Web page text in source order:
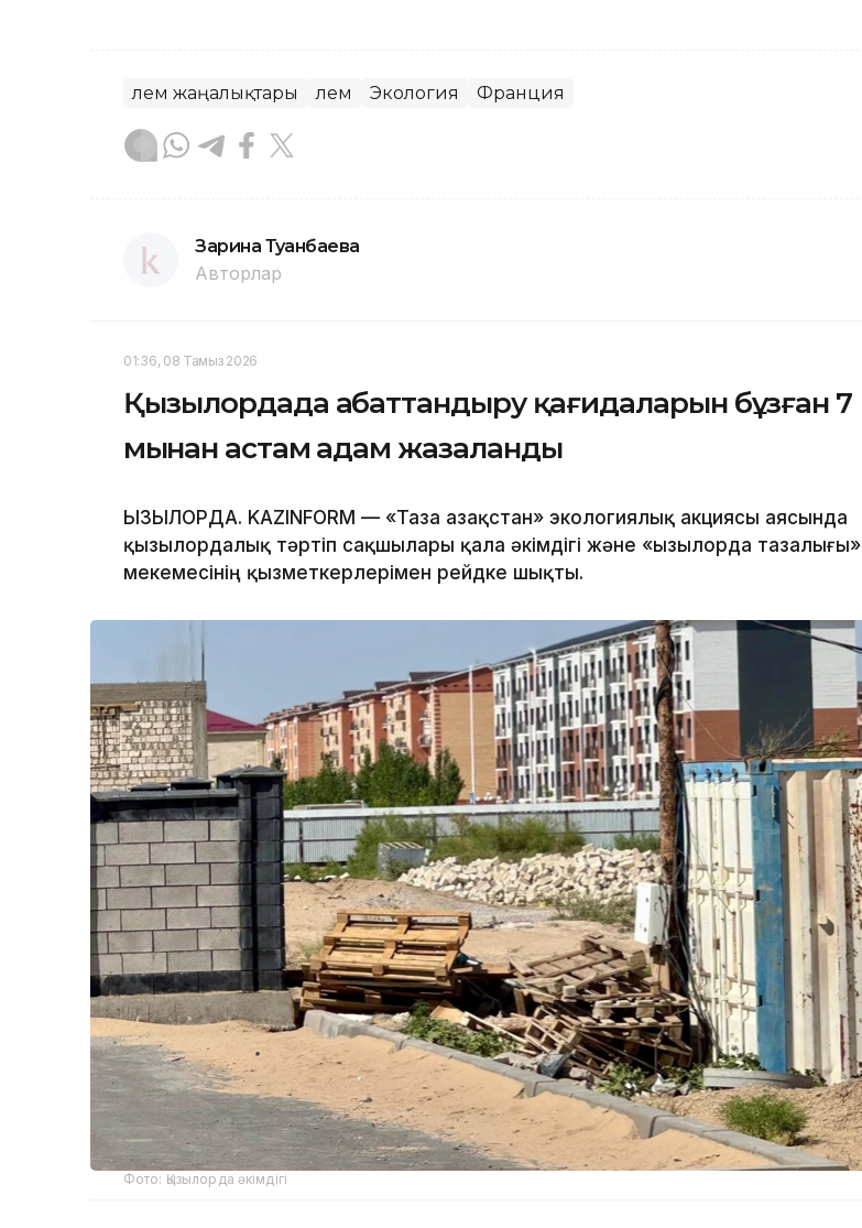
Әлем жаңалықтары Әлем Экология Франция
Зарина Туғанбаева
Авторлар
01:36, 08 Тамыз 2026
Қызылордада абаттандыру қағидаларын бұзған 7
мыңнан астам адам жазаланды
ҚЫЗЫЛОРДА. KAZINFORM — «Таза Қазақстан» экологиялық акциясы аясында
қызылордалық тәртіп сақшылары қала әкімдігі және «Қызылорда тазалығы»
мекемесінің қызметкерлерімен рейдке шықты.
Фото: Қызылорда әкімдігі